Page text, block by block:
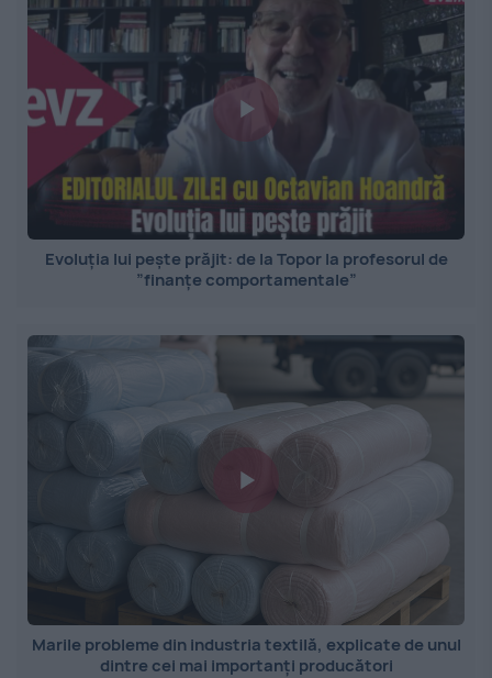
Evoluția lui pește prăjit: de la Topor la profesorul de
”finanțe comportamentale”
Marile probleme din industria textilă, explicate de unul
dintre cei mai importanți producători